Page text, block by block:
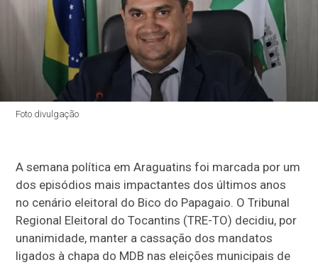
Foto divulgação
A semana política em Araguatins foi marcada por um
dos episódios mais impactantes dos últimos anos
no cenário eleitoral do Bico do Papagaio. O Tribunal
Regional Eleitoral do Tocantins (TRE-TO) decidiu, por
unanimidade, manter a cassação dos mandatos
ligados à chapa do MDB nas eleições municipais de